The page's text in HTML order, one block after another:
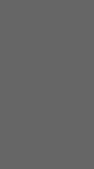
und